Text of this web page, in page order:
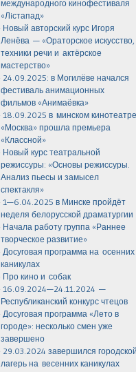
международного кинофестиваля
«Лiстапад»
Новый авторский курс Игоря
Ленёва — «Ораторское искусство,
техники речи и актёрское
мастерство»
24.09.2025: в Могилёве начался
фестиваль анимационных
фильмов «Анимаёвка»
18.09.2025 в минском
«Москва» прошла премьера
«Классной»
Новый курс театральной
режиссуры: «Основы режиссуры.
Анализ пьесы и замысел
спектакля»
1—6.04.2025 в Минске пройдёт
неделя белорусской драматургии
Начала работу группа «Раннее
творческое развитие»
Досуговая программа на осенних
каникулах
Про кино и собак
16.09.2024—24.11.2024 —
Республиканский конкурс чтецов
Досуговая программа «Лето в
городе»: несколько смен уже
завершено
29.03.2024 завершился
лагерь на весенних каникулах